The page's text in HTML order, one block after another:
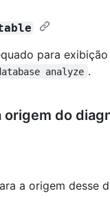
para
analyze .
origem do
a origem desse